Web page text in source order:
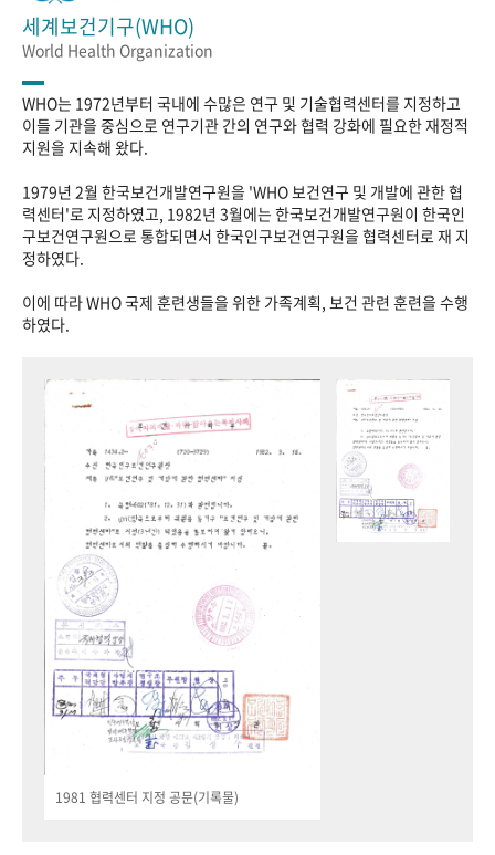
세계보건기구(WHO)
World Health Organization
WHO는 1972년부터 국내에 수많은 연구 및 기술협력센터를 지정하고
이들 기관을 중심으로 연구기관 간의 연구와 협력 강화에 필요한 재정적
지원을 지속해 왔다.
1979년 2월 한국보건개발연구원을 'WHO 보건연구 및 개발에 관한 협
력센터'로 지정하였고, 1982년 3월에는 한국보건개발연구원이 한국인
구보건연구원으로 통합되면서 한국인구보건연구원을 협력센터로 재 지
정하였다.
이에 따라 WHO 국제 훈련생들을 위한 가족계획, 보건 관련 훈련을 수행
하였다.
1981 협력센터 지정 공문(기록물)